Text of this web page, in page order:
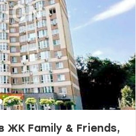
ЖК Family & Friends,